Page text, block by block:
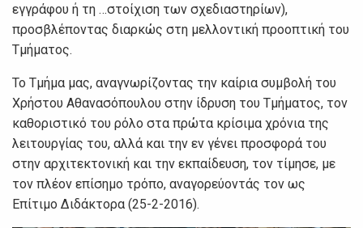
εγγράφου ή τη …στοίχιση των σχεδιαστηρίων),
προσβλέποντας διαρκώς στη μελλοντική προοπτική του
Τμήματος.
Το Τμήμα μας, αναγνωρίζοντας την καίρια συμβολή του
Χρήστου Αθανασόπουλου στην ίδρυση του Τμήματος, τον
καθοριστικό του ρόλο στα πρώτα κρίσιμα χρόνια της
λειτουργίας του, αλλά και την εν γένει προσφορά του
στην αρχιτεκτονική και την εκπαίδευση, τον τίμησε, με
τον πλέον επίσημο τρόπο, αναγορεύοντάς τον ως
Επίτιμο Διδάκτορα (25-2-2016).